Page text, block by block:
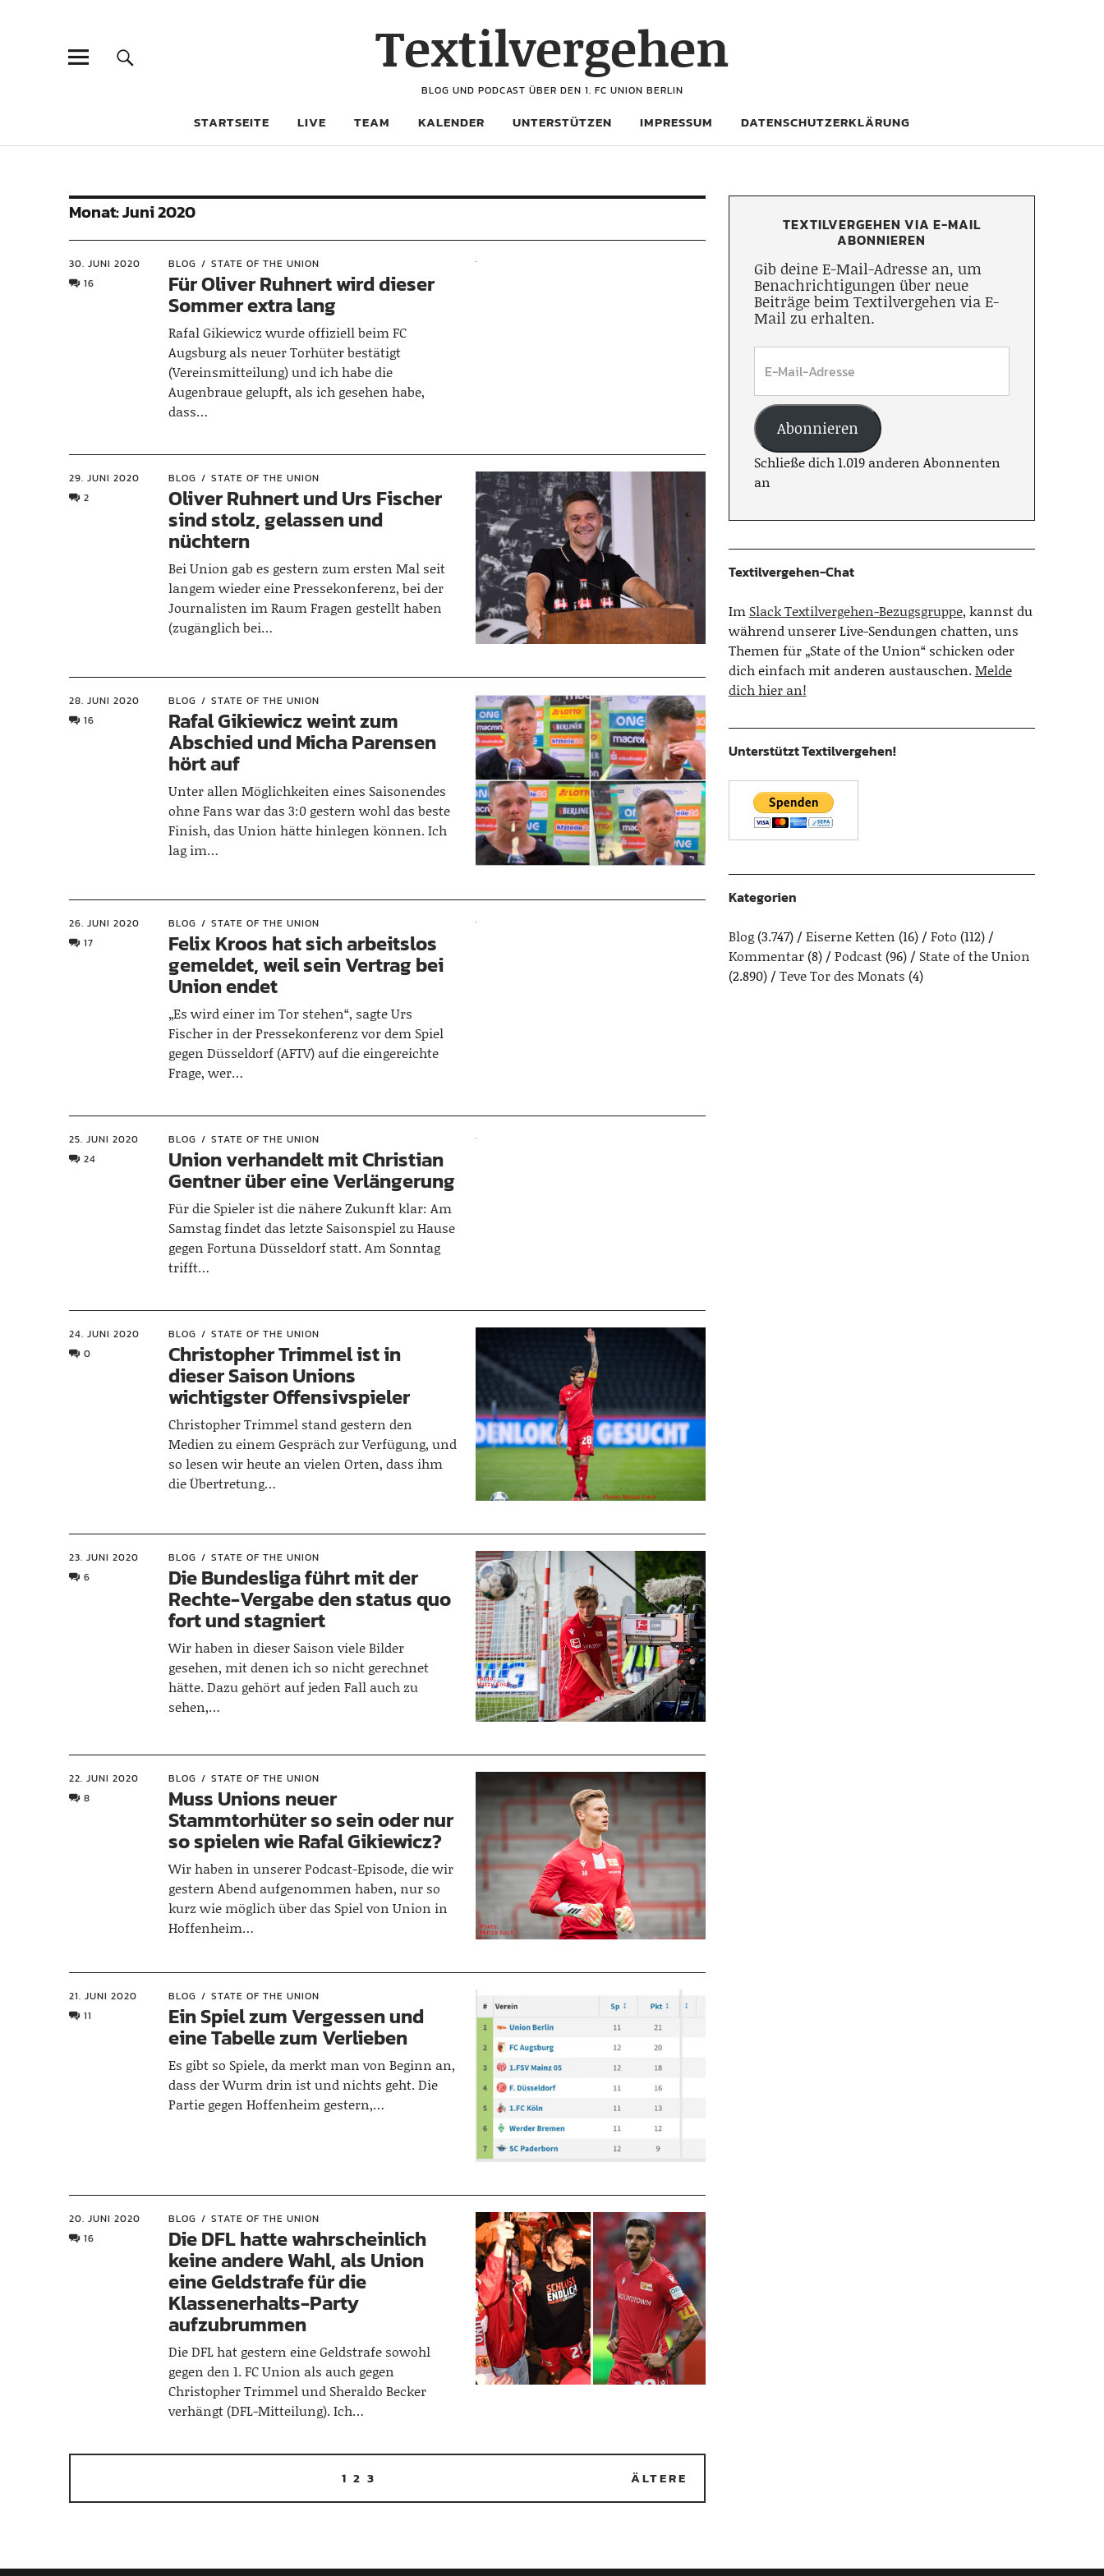
Textilvergehen
BLOG UND PODCAST ÜBER DEN 1. FC UNION BERLIN
STARTSEITE LIVE TEAM KALENDER UNTERSTÜTZEN IMPRESSUM DATENSCHUTZERKLÄRUNG
Monat:Juni 2020
30. JUNI 2020
16
BLOG STATE OF THE UNION
Für Oliver Ruhnert wird dieser
Sommer extra lang
Rafal Gikiewicz wurde offiziell beim FC
Augsburg als neuer Torhüter bestätigt
(Vereinsmitteilung) und ich habe die
Augenbraue gelupft, als ich gesehen habe,
dass…
29. JUNI 2020
2
BLOG STATE OF THE UNION
Oliver Ruhnert und Urs Fischer
sind stolz, gelassen und
nüchtern
Bei Union gab es gestern zum ersten Mal seit
langem wieder eine Pressekonferenz, bei der
Journalisten im Raum Fragen gestellt haben
(zugänglich bei…
28. JUNI 2020
16
BLOG STATE OF THE UNION
Rafal Gikiewicz weint zum
Abschied und Micha Parensen
hört auf
Unter allen Möglichkeiten eines Saisonendes
ohne Fans war das 3:0 gestern wohl das beste
Finish, das Union hätte hinlegen können. Ich
lag im…
26. JUNI 2020
17
BLOG STATE OF THE UNION
Felix Kroos hat sich arbeitslos
gemeldet, weil sein Vertrag bei
Union endet
„Es wird einer im Tor stehen“, sagte Urs
Fischer in der Pressekonferenz vor dem Spiel
gegen Düsseldorf (AFTV) auf die eingereichte
Frage, wer…
25. JUNI 2020
24
BLOG STATE OF THE UNION
Union verhandelt mit Christian
Gentner über eine Verlängerung
Für die Spieler ist die nähere Zukunft klar: Am
Samstag findet das letzte Saisonspiel zu Hause
gegen Fortuna Düsseldorf statt. Am Sonntag
trifft…
24. JUNI 2020
0
BLOG STATE OF THE UNION
Christopher Trimmel ist in
dieser Saison Unions
wichtigster Offensivspieler
Christopher Trimmel stand gestern den
Medien zu einem Gespräch zur Verfügung, und
so lesen wir heute an vielen Orten, dass ihm
die Übertretung…
23. JUNI 2020
6
BLOG STATE OF THE UNION
Die Bundesliga führt mit der
Rechte-Vergabe den status quo
fort und stagniert
Wir haben in dieser Saison viele Bilder
gesehen, mit denen ich so nicht gerechnet
hätte. Dazu gehört auf jeden Fall auch zu
sehen,…
22. JUNI 2020
8
BLOG STATE OF THE UNION
Muss Unions neuer
Stammtorhüter so sein oder nur
so spielen wie Rafal Gikiewicz?
Wir haben in unserer Podcast-Episode, die wir
gestern Abend aufgenommen haben, nur so
kurz wie möglich über das Spiel von Union in
Hoffenheim…
21. JUNI 2020
11
BLOG STATE OF THE UNION
Ein Spiel zum Vergessen und
eine Tabelle zum Verlieben
Es gibt so Spiele, da merkt man von Beginn an,
dass der Wurm drin ist und nichts geht. Die
Partie gegen Hoffenheim gestern,…
20. JUNI 2020
16
BLOG STATE OF THE UNION
Die DFL hatte wahrscheinlich
keine andere Wahl, als Union
eine Geldstrafe für die
Klassenerhalts-Party
aufzubrummen
Die DFL hat gestern eine Geldstrafe sowohl
gegen den 1. FC Union als auch gegen
Christopher Trimmel und Sheraldo Becker
verhängt (DFL-Mitteilung). Ich…
1 2 3 ÄLTERE
TEXTILVERGEHEN VIA E-MAIL
ABONNIEREN
Gib deine E-Mail-Adresse an, um
Benachrichtigungen über neue
Beiträge beim Textilvergehen via E-
Mail zu erhalten.
Abonnieren
Schließe dich 1.019 anderen Abonnenten
an
Textilvergehen-Chat
Im Slack Textilvergehen-Bezugsgruppe, kannst du
während unserer Live-Sendungen chatten, uns
Themen für „State of the Union“ schicken oder
dich einfach mit anderen austauschen.Melde
dich hier an!
Unterstützt Textilvergehen!
Kategorien
Blog(3.747) Eiserne Ketten (16) Foto (112)
Kommentar(8) Podcast(96)
State of the Union
(2.890)
Teve Tor des Monats (4)